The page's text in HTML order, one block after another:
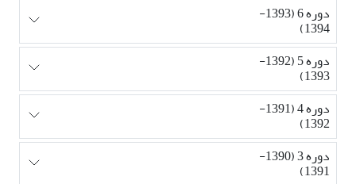
دوره 6 (1393-
1394)
دوره 5 (1392-
1393)
دوره 4 (1391-
1392)
دوره 3 (1390-
1391)